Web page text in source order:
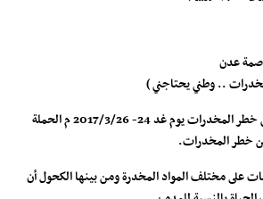
عدن
.. وطني يحتاجني )
يدشن مركز عدن للتوعية من خطر المخدرات يوم غد 24- 2017/3/26 م الحملة
من خطر المخدرات.
على مختلف المواد المخدرة ومن بينها الكحول أن